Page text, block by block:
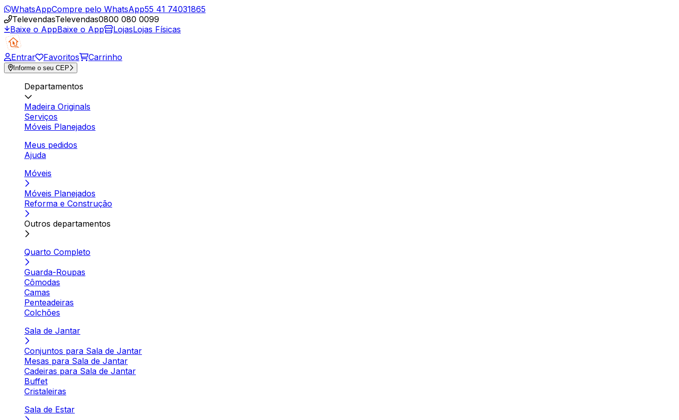
WhatsAppCompre pelo WhatsApp55 41 74031865
TelevendasTelevendas0800 080 0099
Baixe o AppBaixe o App LojasLojas Físicas
Entrar Favoritos Carrinho
Informe o seu CEP
Departamentos
Madeira Originals
Serviços
Móveis Planejados
Meus pedidos
Ajuda
Móveis
Móveis Planejados
Reforma e Construção
Outros departamentos
Quarto Completo
Guarda-Roupas
Cômodas
Camas
Penteadeiras
Colchões
Sala de Jantar
Conjuntos para Sala de Jantar
Mesas para Sala de Jantar
Cadeiras para Sala de Jantar
Buffet
Cristaleiras
Sala de Estar